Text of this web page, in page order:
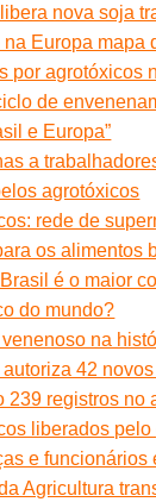
nova soja
na Europa mapa
por agrotóxicos
de
e Europa”
a
agrotóxicos
rede de
os alimentos
é o maior
do mundo?
na
42
239 registros no
liberados
e funcionários
Agricultura